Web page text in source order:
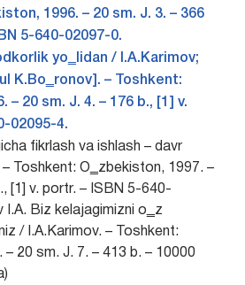
1996. – 20 sm. J. 3. – 366
5-640-02097-0.
yo‗lidan / I.A.Karimov;
K.Bo‗ronov]. – Toshkent:
– 20 sm. J. 4. – 176 b., [1] v.
02095-4.
fikrlash va ishlash – davr
– Toshkent: O‗zbekiston, 1997. –
[1] v. portr. – ISBN 5-640-
I.A. Biz kelajagimizni o‗z
/ I.A.Karimov. – Toshkent:
20 sm. J. 7. – 413 b. – 10000